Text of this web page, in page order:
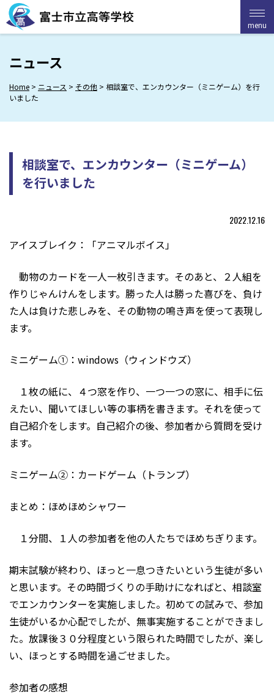
Skip
to
content
ニュース
Home > ニュース > その他 > 相談室で、エンカウンター（ミニゲーム）を行
いました
相談室で、エンカウンター（ミニゲーム）
を行いました
2022.12.16
アイスブレイク：「アニマルボイス」
動物のカードを一人一枚引きます。そのあと、２人組を
作りじゃんけんをします。勝った人は勝った喜びを、負け
た人は負けた悲しみを、その動物の鳴き声を使って表現し
ます。
ミニゲーム①：windows（ウィンドウズ）
１枚の紙に、４つ窓を作り、一つ一つの窓に、相手に伝
えたい、聞いてほしい等の事柄を書きます。それを使って
自己紹介をします。自己紹介の後、参加者から質問を受け
ます。
ミニゲーム②：カードゲーム（トランプ）
まとめ：ほめほめシャワー
１分間、１人の参加者を他の人たちでほめちぎります。
期末試験が終わり、ほっと一息つきたいという生徒が多い
と思います。その時間づくりの手助けになればと、相談室
でエンカウンターを実施しました。初めての試みで、参加
生徒がいるか心配でしたが、無事実施することができまし
た。放課後３０分程度という限られた時間でしたが、楽し
い、ほっとする時間を過ごせました。
参加者の感想
menu
menu